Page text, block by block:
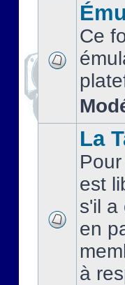
Ce
La
est
s'il a
en
à